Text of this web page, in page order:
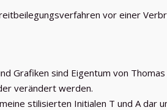
vor einer
Grafiken sind Eigentum von
verändert werden.
stilisierten Initialen T und A dar